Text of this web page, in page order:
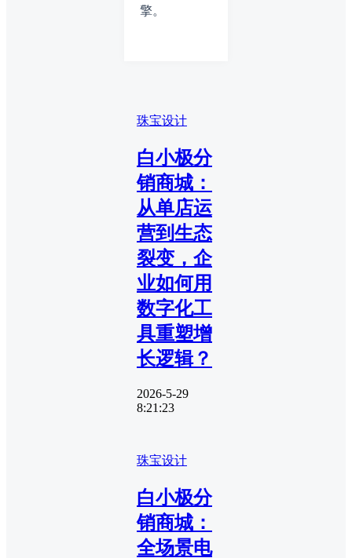
擎。
珠宝设计
白小极分
销商城：
从单店运
营到生态
裂变，企
业如何用
数字化工
具重塑增
长逻辑？
2026-5-29
8:21:23
珠宝设计
白小极分
销商城：
全场景电